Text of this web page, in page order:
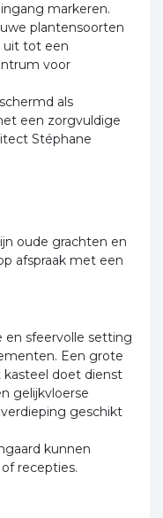
markeren.
plantensoorten
uit tot een
voor
als
een zorgvuldige
Stéphane
oude grachten en
afspraak met een
en sfeervolle setting
Een grote
kasteel doet dienst
gelijkvloerse
geschikt
kunnen
recepties.